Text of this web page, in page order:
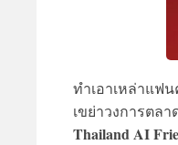
ทำเอาเหล่าแฟ
เขย่าวงการตล
Thailand AI